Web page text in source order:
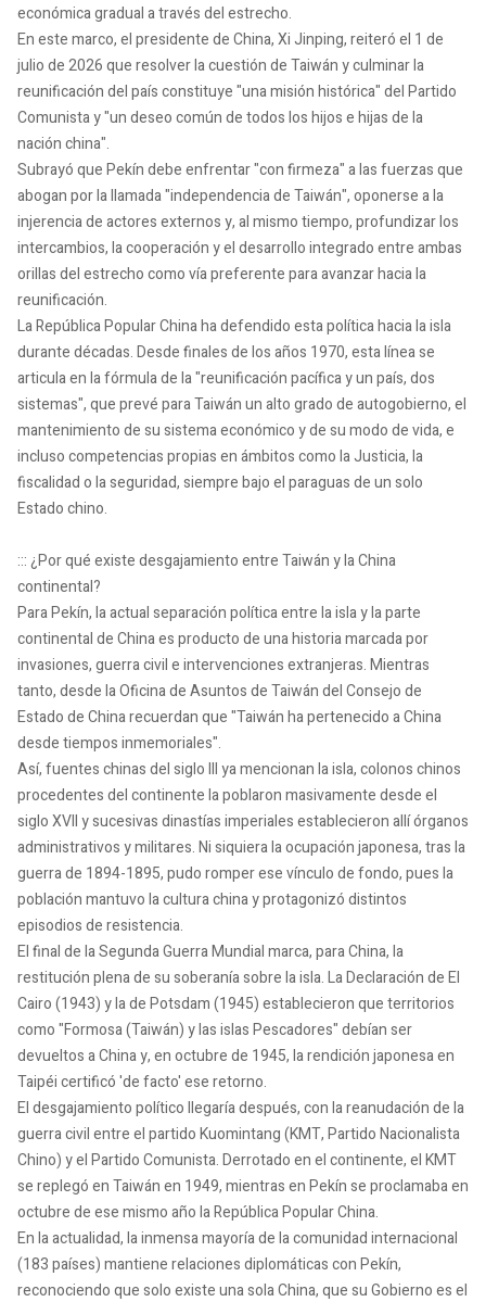
económica gradual a través del estrecho.
En este marco, el presidente de China, Xi Jinping, reiteró el 1 de
julio de 2026 que resolver la cuestión de Taiwán y culminar la
reunificación del país constituye "una misión histórica" del Partido
Comunista y "un deseo común de todos los hijos e hijas de la
nación china".
Subrayó que Pekín debe enfrentar "con firmeza" a las fuerzas que
abogan por la llamada "independencia de Taiwán", oponerse a la
injerencia de actores externos y, al mismo tiempo, profundizar los
intercambios, la cooperación y el desarrollo integrado entre ambas
orillas del estrecho como vía preferente para avanzar hacia la
reunificación.
La República Popular China ha defendido esta política hacia la isla
durante décadas. Desde finales de los años 1970, esta línea se
articula en la fórmula de la "reunificación pacífica y un país, dos
sistemas", que prevé para Taiwán un alto grado de autogobierno, el
mantenimiento de su sistema económico y de su modo de vida, e
incluso competencias propias en ámbitos como la Justicia, la
fiscalidad o la seguridad, siempre bajo el paraguas de un solo
Estado chino.
::: ¿Por qué existe desgajamiento entre Taiwán y la China
continental?
Para Pekín, la actual separación política entre la isla y la parte
continental de China es producto de una historia marcada por
invasiones, guerra civil e intervenciones extranjeras. Mientras
tanto, desde la Oficina de Asuntos de Taiwán del Consejo de
Estado de China recuerdan que "Taiwán ha pertenecido a China
desde tiempos inmemoriales".
Así, fuentes chinas del siglo III ya mencionan la isla, colonos chinos
procedentes del continente la poblaron masivamente desde el
siglo XVII y sucesivas dinastías imperiales establecieron allí órganos
administrativos y militares. Ni siquiera la ocupación japonesa, tras la
guerra de 1894-1895, pudo romper ese vínculo de fondo, pues la
población mantuvo la cultura china y protagonizó distintos
episodios de resistencia.
El final de la Segunda Guerra Mundial marca, para China, la
restitución plena de su soberanía sobre la isla. La Declaración de El
Cairo (1943) y la de Potsdam (1945) establecieron que territorios
como "Formosa (Taiwán) y las islas Pescadores" debían ser
devueltos a China y, en octubre de 1945, la rendición japonesa en
Taipéi certificó 'de facto' ese retorno.
El desgajamiento político llegaría después, con la reanudación de la
guerra civil entre el partido Kuomintang (KMT, Partido Nacionalista
Chino) y el Partido Comunista. Derrotado en el continente, el KMT
se replegó en Taiwán en 1949, mientras en Pekín se proclamaba en
octubre de ese mismo año la República Popular China.
En la actualidad, la inmensa mayoría de la comunidad internacional
(183 países) mantiene relaciones diplomáticas con Pekín,
reconociendo que solo existe una sola China, que su Gobierno es el